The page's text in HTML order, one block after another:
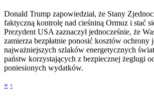
Donald Trump zapowiedział, że Stany
faktyczną kontrolę nad cieśniną Ormuz i stać
Prezydent USA zaznaczył jednocześnie, że
zamierza bezpłatnie ponosić kosztów ochrony
najważniejszych szlaków energetycznych
państw korzystających z bezpiecznej żeglugi
poniesionych wydatków.
« ‹